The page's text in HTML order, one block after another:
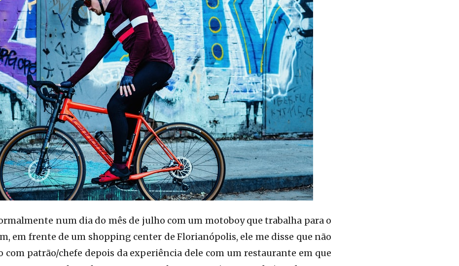
num dia do mês de julho com um motoboy que trabalha para o
em frente de um shopping center de Florianópolis, ele me disse que não
com patrão/chefe depois da experiência dele com um restaurante em que